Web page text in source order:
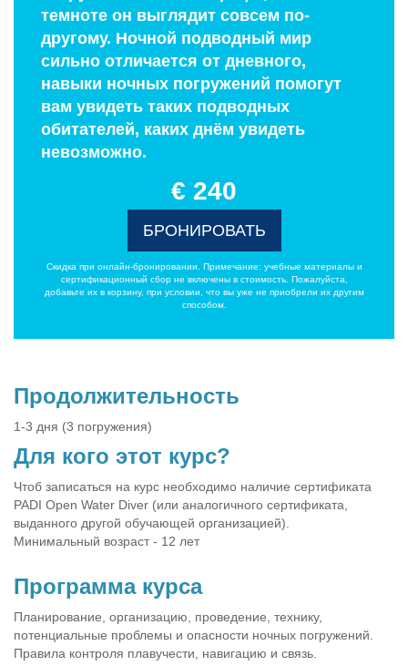
темноте он выглядит совсем по-
другому. Ночной подводный мир
сильно отличается от дневного,
навыки ночных погружений помогут
вам увидеть таких подводных
обитателей, каких днём увидеть
невозможно.
€ 240
БРОНИРОВАТЬ
Скидка при онлайн-бронировании. Примечание: учебные материалы и
сертификационный сбор не включены в стоимость. Пожалуйста,
добавьте их в корзину, при условии, что вы уже не приобрели их другим
способом.
Продолжительность
1-3 дня (3 погружения)
Для кого этот курс?
Чтоб записаться на курс необходимо наличие сертификата
PADI Open Water Diver (или аналогичного сертификата,
выданного другой обучающей организацией).
Минимальный возраст - 12 лет
Программа курса
Планирование, организацию, проведение, технику,
потенциальные проблемы и опасности ночных погружений.
Правила контроля плавучести, навигацию и связь.